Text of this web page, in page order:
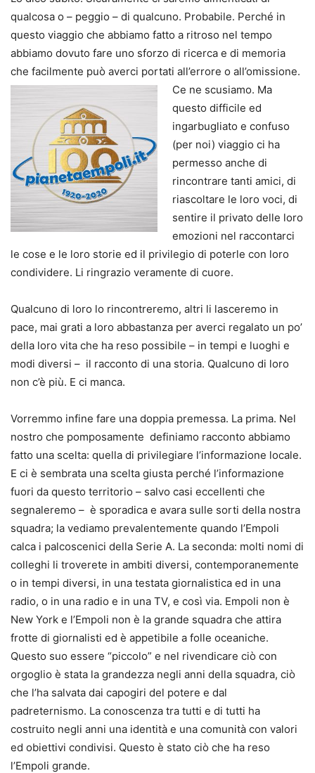
qualcosa o – peggio – di qualcuno. Probabile. Perché in
questo viaggio che abbiamo fatto a ritroso nel tempo
abbiamo dovuto fare uno sforzo di ricerca e di memoria
che facilmente può averci portati all’errore o all’omissione.
Ce ne scusiamo. Ma
questo difficile ed
ingarbugliato e confuso
(per noi) viaggio ci ha
permesso anche di
rincontrare tanti amici, di
riascoltare le loro voci, di
sentire il privato delle loro
emozioni nel raccontarci
le cose e le loro storie ed il privilegio di poterle con loro
condividere. Li ringrazio veramente di cuore.
Qualcuno di loro lo rincontreremo, altri li lasceremo in
pace, mai grati a loro abbastanza per averci regalato un po’
della loro vita che ha reso possibile – in tempi e luoghi e
modi diversi – il racconto di una storia. Qualcuno di loro
non c’è più. E ci manca.
Vorremmo infine fare una doppia premessa. La prima. Nel
nostro che pomposamente definiamo racconto abbiamo
fatto una scelta: quella di privilegiare l’informazione locale.
E ci è sembrata una scelta giusta perché l’informazione
fuori da questo territorio – salvo casi eccellenti che
segnaleremo – è sporadica e avara sulle sorti della nostra
squadra; la vediamo prevalentemente quando l’Empoli
calca i palcoscenici della Serie A. La seconda: molti nomi di
colleghi li troverete in ambiti diversi, contemporanemente
o in tempi diversi, in una testata giornalistica ed in una
radio, o in una radio e in una TV, e così via. Empoli non è
New York e l’Empoli non è la grande squadra che attira
frotte di giornalisti ed è appetibile a folle oceaniche.
Questo suo essere “piccolo” e nel rivendicare ciò con
orgoglio è stata la grandezza negli anni della squadra, ciò
che l’ha salvata dai capogiri del potere e dal
padreternismo. La conoscenza tra tutti e di tutti ha
costruito negli anni una identità e una comunità con valori
ed obiettivi condivisi. Questo è stato ciò che ha reso
l’Empoli grande.